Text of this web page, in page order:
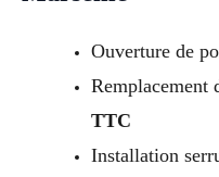
Ouverture de
Remplacement
TTC
Installation